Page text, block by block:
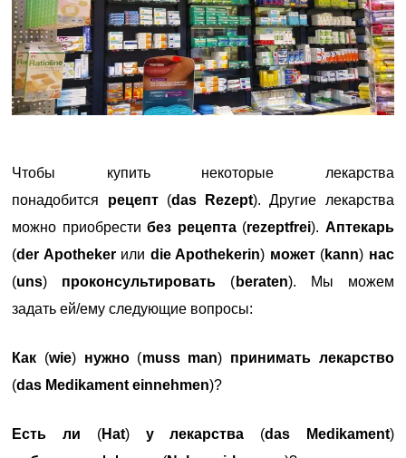
Чтобы купить некоторые лекарства
понадобится рецепт(das Rezept). Другие лекарства
можно приобрести без рецепта(rezeptfrei). Аптекарь
(der Apothekerили die Apothekerin) может(kann) нас
(uns) проконсультировать ( beraten). Мы можем
задать ей/ему следующие вопросы:
Как (wie) нужно(muss man) принимать лекарство
(das Medikament einnehmen)?
Есть ли (Hat) у лекарства (das Medikament)